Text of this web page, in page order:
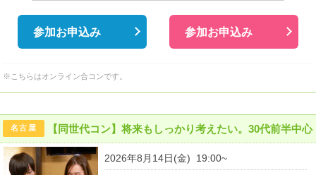
参加お申込み 参加お申込み
※こちらはオンライン合コンです。
名古屋 【同世代コン】将来もしっかり考えたい。30代前半中心
2026年8月14日(金) 19:00~